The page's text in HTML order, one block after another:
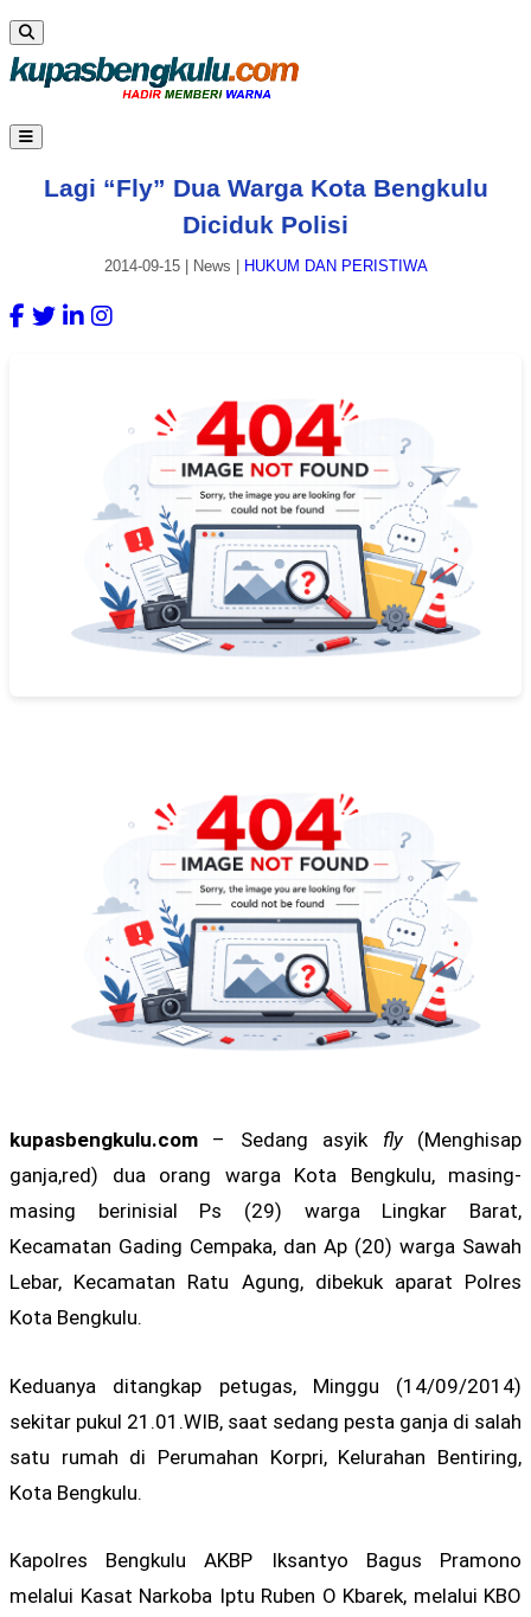
Lagi “Fly” Dua Warga Kota Bengkulu
Diciduk Polisi
2014-09-15| News HUKUM DAN PERISTIWA
kupasbengkulu.com – Sedang asyik fly(Menghisap
ganja,red) dua orang warga Kota Bengkulu, masing-
masing berinisial Ps (29) warga Lingkar Barat,
Kecamatan Gading Cempaka, dan Ap (20) warga Sawah
Lebar, Kecamatan Ratu Agung, dibekuk aparat Polres
Kota Bengkulu.
Keduanya ditangkap petugas, Minggu (14/09/2014)
sekitar pukul 21.01.WIB, saat sedang pesta ganja di salah
satu rumah di Perumahan Korpri, Kelurahan Bentiring,
Kota Bengkulu.
Kapolres Bengkulu AKBP Iksantyo Bagus Pramono
melalui Kasat Narkoba Iptu Ruben O Kbarek, melalui KBO